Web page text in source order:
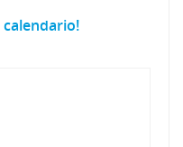
calendario!